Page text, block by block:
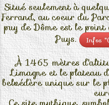
Situé seulement à
Ferrand, au coeur du
puy de Dôme est le
Puys.
Infos
À 1465 mètres
Limagne et le plateau
belvédère unique sur le